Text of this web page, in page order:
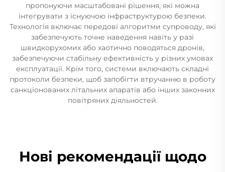
пропонуючи масштабовані рішення, які можна
інтегрувати з існуючою інфраструктурою безпеки.
Технологія включає передові алгоритми супроводу, які
забезпечують точне наведення навіть у разі
швидкорухомих або хаотично поводяться дронів,
забезпечуючи стабільну ефективність у різних умовах
експлуатації. Крім того, системи включають складні
протоколи безпеки, щоб запобігти втручанню в роботу
санкціонованих літальних апаратів або інших законних
повітряних діяльностей.
Нові рекомендації щодо